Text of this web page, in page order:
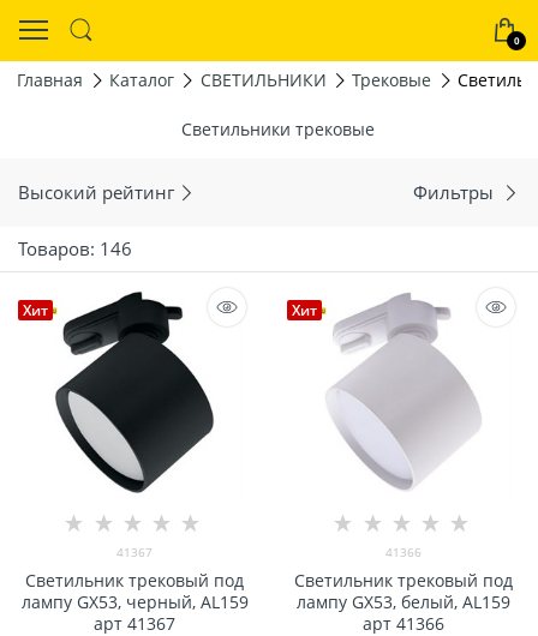
0
Главная Каталог СВЕТИЛЬНИКИ Трековые
Светильники трековые
Высокий рейтинг Фильтры
Товаров: 146
Хит
41367
Светильник трековый под
лампу GX53, черный, AL159
арт 41367
Хит
41366
Светильник трековый под
лампу GX53, белый, AL159
арт 41366